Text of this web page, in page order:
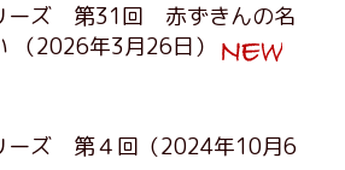
ーズ 第31回 赤ずきんの名
（2026年3月26日）
ーズ 第４回 （2024年10月6